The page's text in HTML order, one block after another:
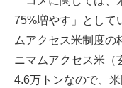
75%増やす」として
ムアクセス米制度の
ニマムアクセス米（
4.6万トンなので、